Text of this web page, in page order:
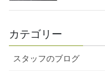
カテゴリー
スタッフのブログ